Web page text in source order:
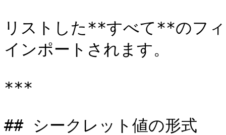
リストした**すべて**のフ
インポートされます。
***
## シークレット値の形式